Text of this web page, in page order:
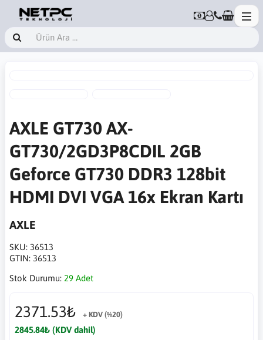
AXLE GT730 AX-
GT730/2GD3P8CDIL 2GB
Geforce GT730 DDR3 128bit
HDMI DVI VGA 16x Ekran Kartı
AXLE
SKU: 36513
GTIN: 36513
Stok Durumu: 29 Adet
2371.53₺ + KDV (%20)
2845.84₺ (KDV dahil)